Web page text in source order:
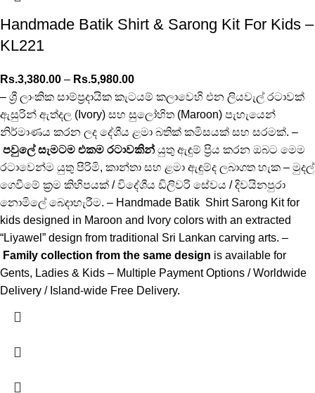
Handmade Batik Shirt & Sarong Kit For Kids –
KL221
Rs.3,380.00 – Rs.5,980.00
– ශ්‍රී ලාංකික සාම්ප්‍රදායික කැටයම් කලාවෙහි එන ලියවැල් රටාවක්
ඇසුරින් ඇත්දල (Ivory) සහ සුලෝහිත (Maroon) පැහැයෙන්
නිර්මාණය කරන ලද දේශීය ළමා බතික් කමිසයක් සහ සරමක්. –
පවුලේ සැමටම එකම රටාවකින් යුතු ඇඳුම් ප්‍රිය කරන ඔබට මෙම
රටාවෙන්ම යුතු පිරිමි, කාන්තා සහ ළමා ඇඳුම්ද ලබාගත හැක – මුදල්
ගෙවීමේ ක්‍රම කිහිපයක් / විදේශීය ඩිලිවරි සේවය / දිවයිනපුරා
නොමිලේ බෙදාහැරීම. – Handmade Batik Shirt Sarong Kit for
kids designed in Maroon and Ivory colors with an extracted
“Liyawel” design from traditional Sri Lankan carving arts. –
Family collection from the same design is available for
Gents, Ladies & Kids – Multiple Payment Options / Worldwide
Delivery / Island-wide Free Delivery.